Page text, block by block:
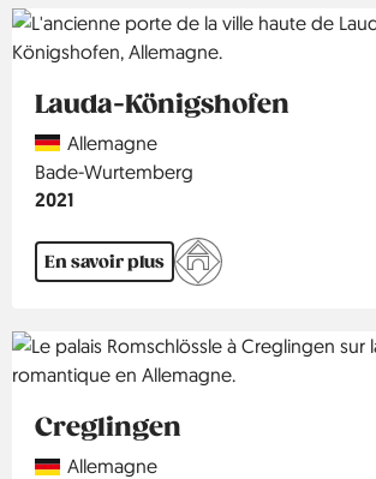
Lauda-Königshofen
CountryAllemagne
Région
Bade-Wurtemberg
Année
2021
En savoir plus
Creglingen
CountryAllemagne